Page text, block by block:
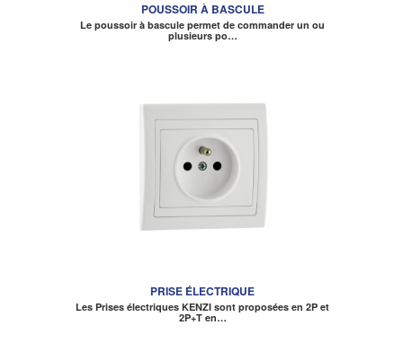
POUSSOIR À BASCULE
Le poussoir à bascule permet de commander un ou
plusieurs po…
PRISE ÉLECTRIQUE
Les Prises électriques KENZI sont proposées en 2P et
2P+T en…